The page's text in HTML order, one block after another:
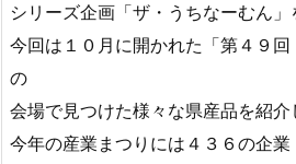
シリーズ企画「ザ・うちなーむん」
今回は１０月に開かれた「第４９
の
会場で見つけた様々な県産品を紹介
今年の産業まつりには４３６の企